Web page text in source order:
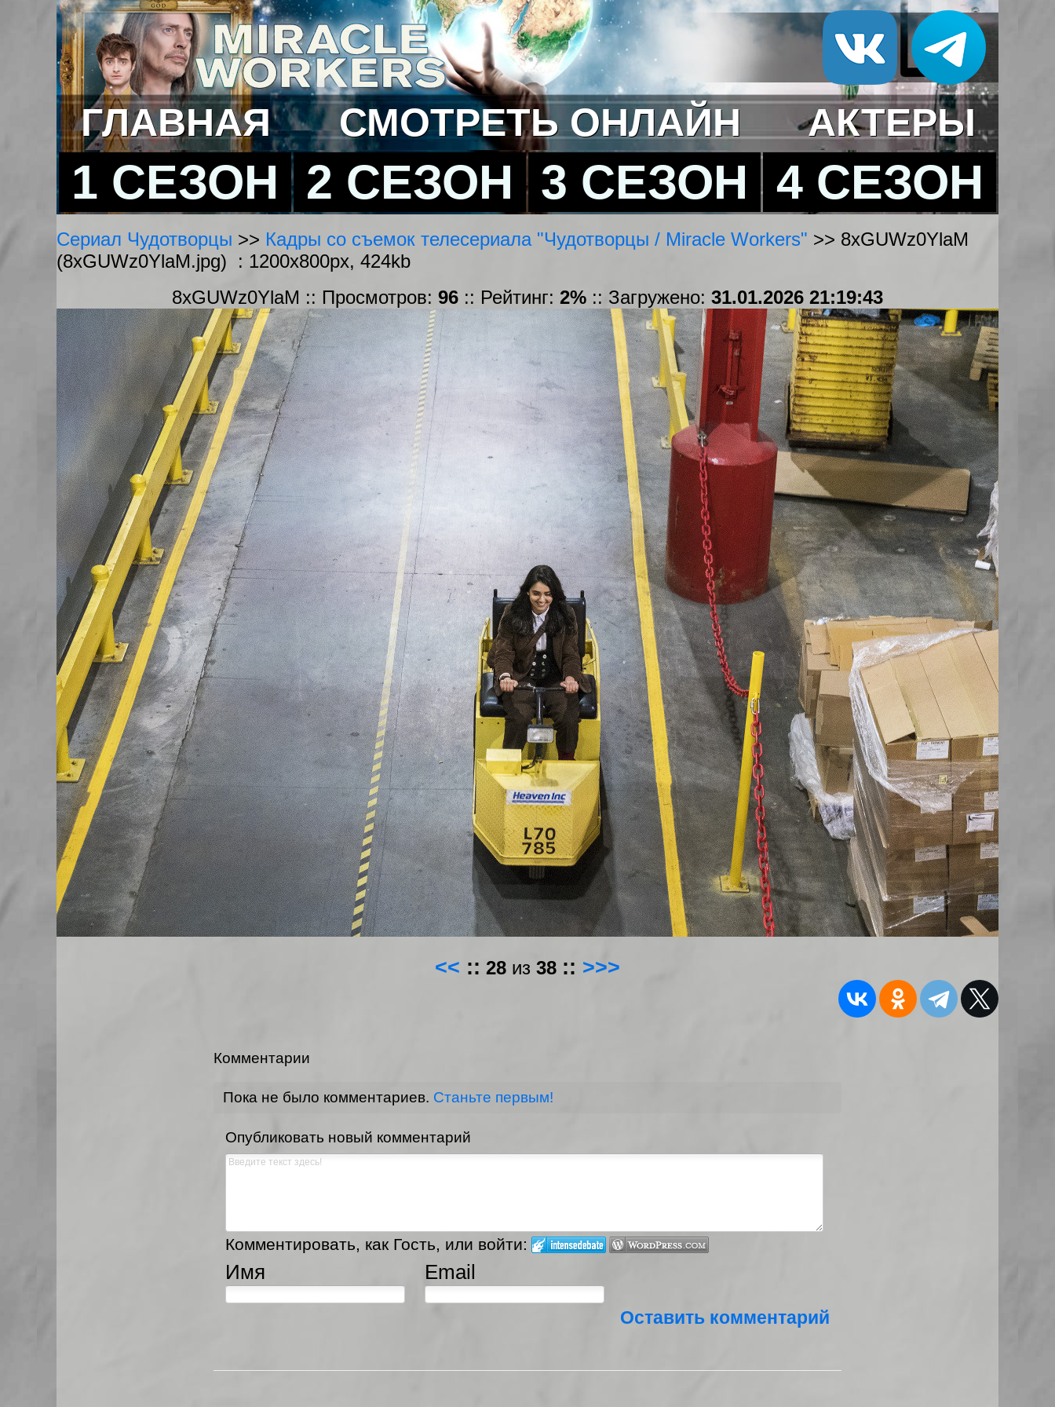
ГЛАВНАЯ СМОТРЕТЬ ОНЛАЙН АКТЕРЫ
1 СЕЗОН 2 СЕЗОН 3 СЕЗОН 4 СЕЗОН
Сериал Чудотворцы >> Кадры со съемок телесериала "Чудотворцы / Miracle Workers" >> 8xGUWz0YlaM
(8xGUWz0YlaM.jpg) : 1200x800px, 424kb
8xGUWz0YlaM :: Просмотров: 96 :: Рейтинг: 2% :: Загружено: 31.01.2026 21:19:43
<< :: 28 из 38 :: >>>
Комментарии
Пока не было комментариев. Станьте первым!
Опубликовать новый комментарий
Комментировать, как Гость, или войти:
Имя Email
Оставить комментарий